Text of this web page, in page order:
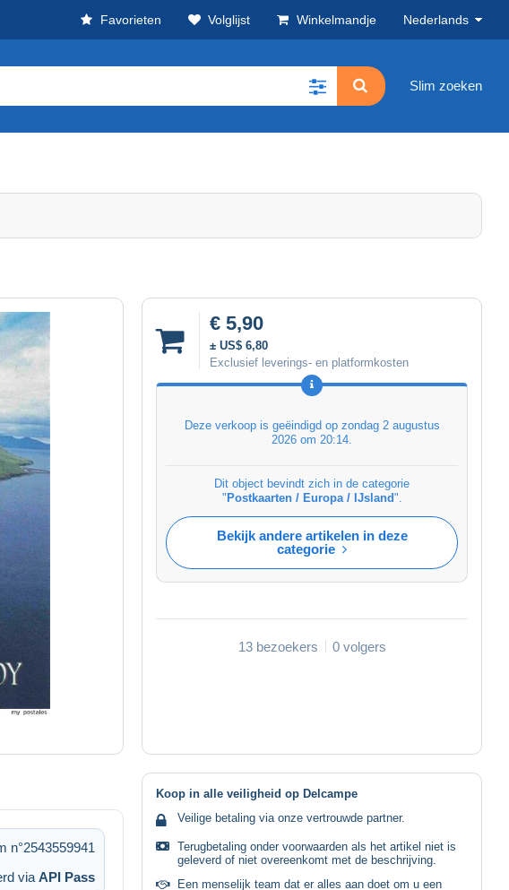
Favorieten Volglijst Winkelmandje Nederlands
Slim zoeken
€ 5,90
± US$ 6,80
Exclusief leverings- en platformkosten
Deze verkoop is geëindigd op zondag 2 augustus
2026 om 20:14
Dit object bevindt zich in de categorie
" Postkaarten / Europa / IJsland".
Bekijk andere artikelen in deze
categorie
13 bezoekers 0 volgers
n°2543559941
via API Pass
Koop in alle veiligheid op Delcampe
Veilige betaling via onze vertrouwde partner.
Terugbetaling onder voorwaarden als het artikel niet is
geleverd of niet overeenkomt met de beschrijving.
Een menselijk team dat er alles aan doet om u een